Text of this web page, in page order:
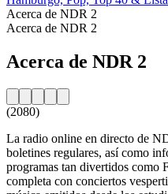
Acerca de NDR 2
Acerca de NDR 2
Acerca de NDR 2
(2080)
La radio online en directo de
boletines regulares, así como
programas tan divertidos como
completa con conciertos